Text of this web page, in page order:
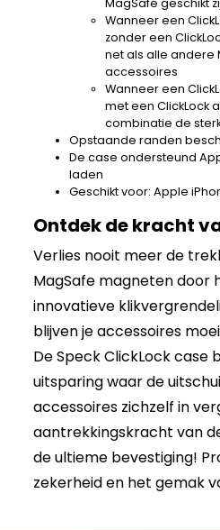
Wanneer een
zonder een
net als alle andere
accessoires
Wanneer een
met een ClickLock
combinatie de
Opstaande randen
De case ondersteund
laden
Geschikt voor: Apple
Ontdek de kracht
Verlies nooit meer de
MagSafe magneten door
innovatieve
blijven je accessoires
De Speck ClickLock case
uitsparing waar de
accessoires zichzelf in
aantrekkingskracht van
de ultieme bevestiging!
zekerheid en het gemak